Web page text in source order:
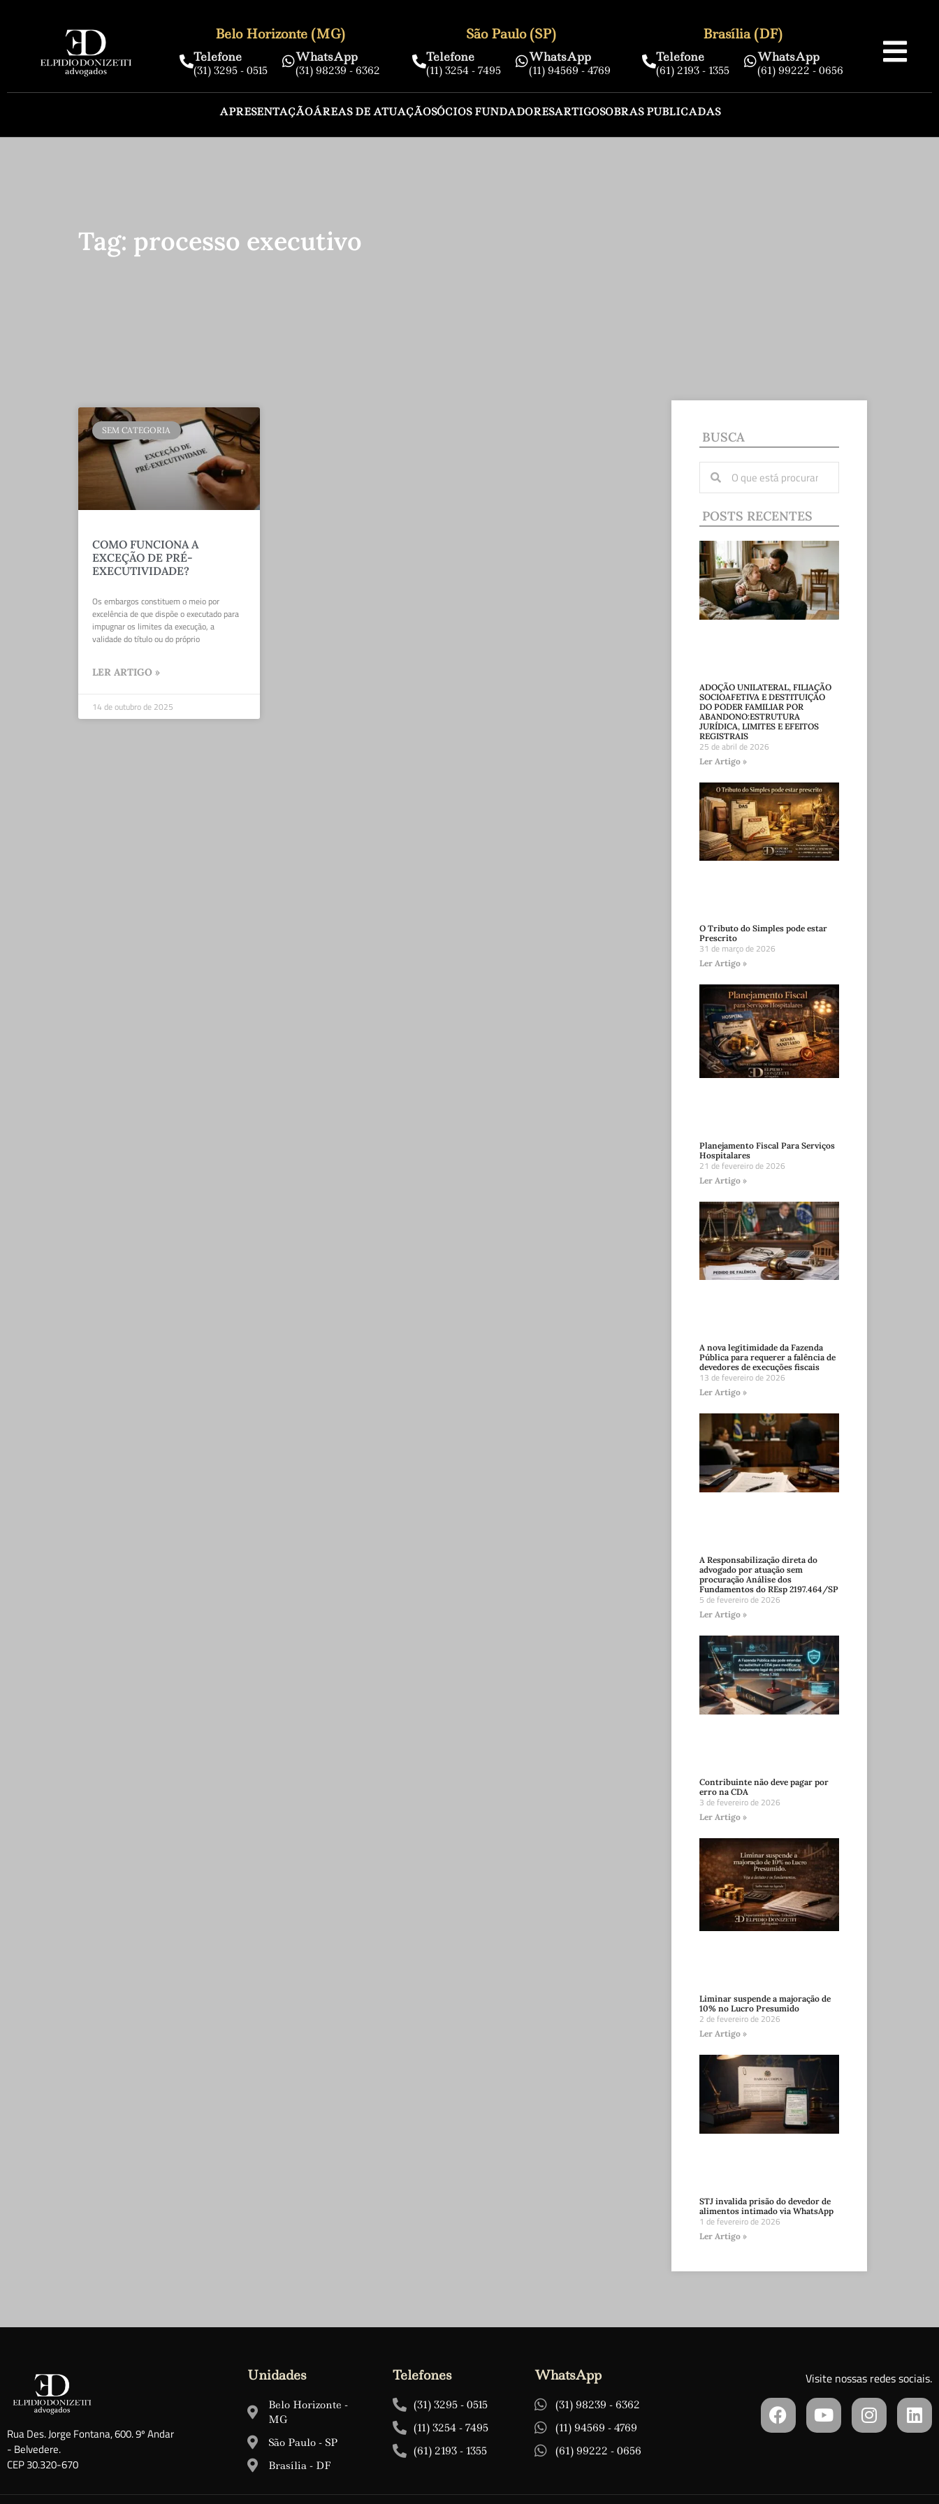
Belo Horizonte (MG)
Telefone
(31) 3295 - 0515
WhatsApp
(31) 98239 - 6362
São Paulo (SP)
Telefone
(11) 3254 - 7495
WhatsApp
(11) 94569 - 4769
Brasília (DF)
Telefone
(61) 2193 - 1355
WhatsApp
(61) 99222 - 0656
APRESENTAÇÃOÁREAS DE ATUAÇÃOSÓCIOS FUNDADORESARTIGOSOBRAS PUBLICADAS
Tag: processo executivo
SEM CATEGORIA
COMO FUNCIONA A
EXCEÇÃO DE PRÉ-
EXECUTIVIDADE?
Os embargos constituem o meio por
excelência de que dispõe o executado para
impugnar os limites da execução, a
validade do título ou do próprio
LER ARTIGO »
14 de outubro de 2025
BUSCA
POSTS RECENTES
ADOÇÃO UNILATERAL, FILIAÇÃO
SOCIOAFETIVA E DESTITUIÇÃO
DO PODER FAMILIAR POR
ABANDONO:ESTRUTURA
JURÍDICA, LIMITES E EFEITOS
REGISTRAIS
25 de abril de 2026
Ler Artigo »
O Tributo do Simples pode estar
Prescrito
31 de março de 2026
Ler Artigo »
Planejamento Fiscal Para Serviços
Hospitalares
21 de fevereiro de 2026
Ler Artigo »
A nova legitimidade da Fazenda
Pública para requerer a falência de
devedores de execuções fiscais
13 de fevereiro de 2026
Ler Artigo »
A Responsabilização direta do
advogado por atuação sem
procuração Análise dos
Fundamentos do REsp 2197.464/SP
5 de fevereiro de 2026
Ler Artigo »
Contribuinte não deve pagar por
erro na CDA
3 de fevereiro de 2026
Ler Artigo »
Liminar suspende a majoração de
10% no Lucro Presumido
2 de fevereiro de 2026
Ler Artigo »
STJ invalida prisão do devedor de
alimentos intimado via WhatsApp
1 de fevereiro de 2026
Ler Artigo »
Rua Des. Jorge Fontana, 600. 9º Andar
- Belvedere.
CEP 30.320-670
Unidades
Belo Horizonte -
MG
São Paulo - SP
Brasília - DF
Telefones
(31) 3295 - 0515
(11) 3254 - 7495
(61) 2193 - 1355
WhatsApp
(31) 98239 - 6362
(11) 94569 - 4769
(61) 99222 - 0656
Visite nossas redes sociais.